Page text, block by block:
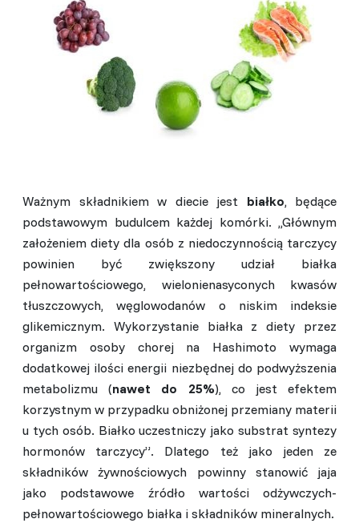
Ważnym składnikiem w diecie jest białko, będące
podstawowym budulcem każdej komórki. ,,Głównym
założeniem diety dla osób z niedoczynnością tarczycy
powinien być zwiększony udział białka
pełnowartościowego, wielonienasyconych kwasów
tłuszczowych, węglowodanów o niskim indeksie
glikemicznym. Wykorzystanie białka z diety przez
organizm osoby chorej na Hashimoto wymaga
dodatkowej ilości energii niezbędnej do podwyższenia
metabolizmu (nawet do 25%), co jest efektem
korzystnym w przypadku obniżonej przemiany materii
u tych osób. Białko uczestniczy jako substrat syntezy
hormonów tarczycy”. Dlatego też jako jeden ze
składników żywnościowych powinny stanowić jaja
jako podstawowe źródło wartości odżywczych-
pełnowartościowego białka i składników mineralnych.